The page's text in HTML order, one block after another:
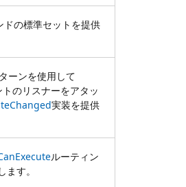
ドの標準セットを提供
ーンを使用して
トのリスナーをアタッ
実装を提供
ルーティン
す。